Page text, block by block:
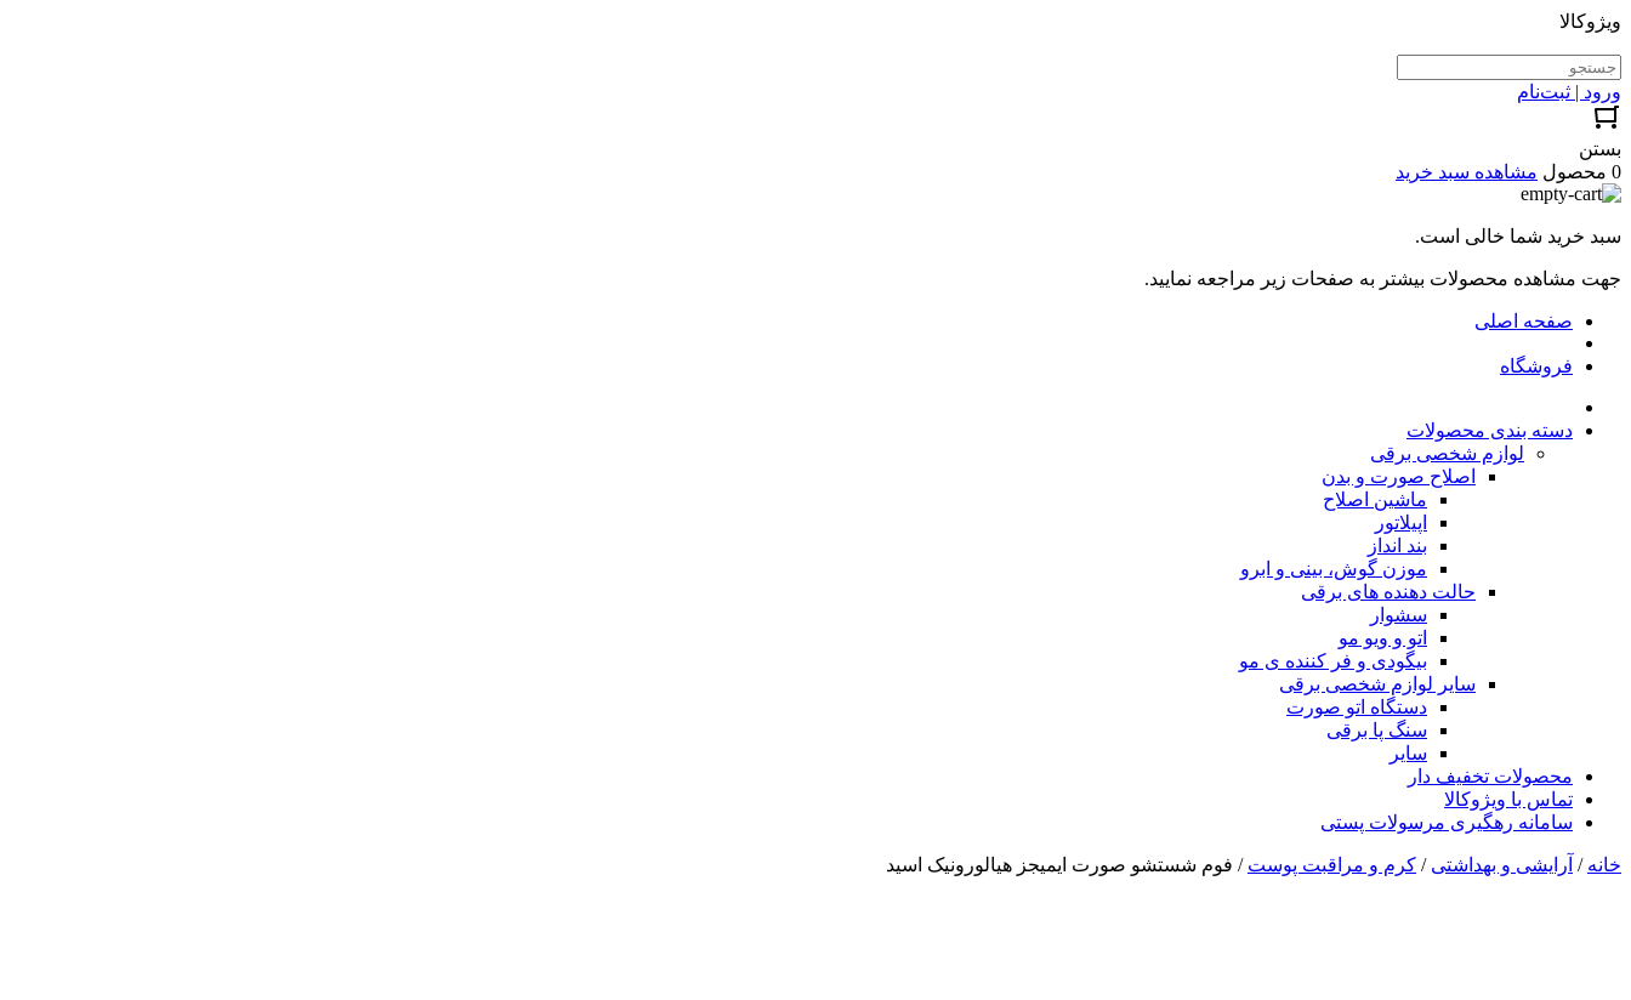
ویژوکالا
ورود | ثبت‌نام
بستن
0 محصول
مشاهده سبد خرید
سبد خرید شما خالی است.
جهت مشاهده محصولات بیشتر به صفحات زیر مراجعه نمایید.
صفحه اصلی
فروشگاه
دسته بندی محصولات
لوازم شخصی برقی
اصلاح صورت و بدن
ماشین اصلاح
اپیلاتور
بند انداز
موزن گوش، بینی و ابرو
حالت دهنده های برقی
سشوار
اتو و ویو مو
بیگودی و فر کننده ی مو
سایر لوازم شخصی برقی
دستگاه اتو صورت
سنگ پا برقی
سایر
محصولات تخفیف دار
تماس با ویژوکالا
سامانه رهگیری مرسولات پستی
خانه / آرایشی و بهداشتی / کرم و مراقبت پوست / فوم شستشو صورت ایمیجز هیالورونیک اسید